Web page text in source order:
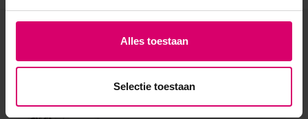
Alles toestaan
Selectie toestaan